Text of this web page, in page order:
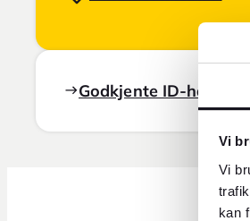
Vi
Vi
kan
Godkjente ID-